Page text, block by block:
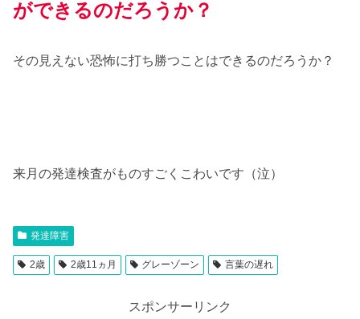
ができるのだろうか？
その見えない恐怖に打ち勝つことはできるのだろうか？
来月の発達検査がものすごくこわいです（泣）
発達障害
2歳 2歳11ヵ月 グレーゾーン 言葉の遅れ
スポンサーリンク